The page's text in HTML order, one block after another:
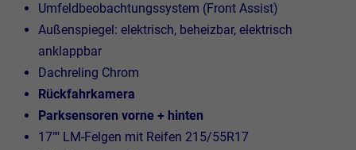
Umfeldbeobachtungssystem (Front Assist)
Außenspiegel: elektrisch, beheizbar, elektrisch
anklappbar
Dachreling Chrom
Rückfahrkamera
Parksensoren vorne + hinten
17"" LM-Felgen mit Reifen 215/55R17